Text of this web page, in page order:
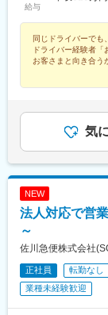
羅駅、岩宿
(群馬県)、
延方駅、常
南大高駅、
駅、港区役
具駅、朝熊
駅、糸魚川
信濃常盤駅
橋駅、三ツ
黒部駅、小
サルシティ
港駅(大阪モ
給与
同じドライバーでも
ドライバー経験者「
お客さまと向き合う
気
NEW
法人対応で営
～
佐川急便株式会社
正社員 転勤なし
業種未経験歓迎